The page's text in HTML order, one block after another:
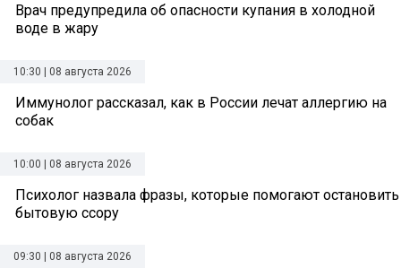
Врач предупредила об опасности купания в холодной
воде в жару
10:30 | 08 августа 2026
Иммунолог рассказал, как в России лечат аллергию на
собак
10:00 | 08 августа 2026
Психолог назвала фразы, которые помогают остановить
бытовую ссору
09:30 | 08 августа 2026